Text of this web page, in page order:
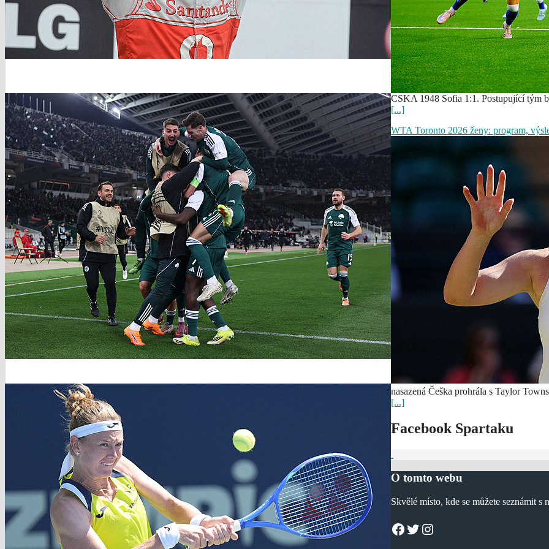
CSKA 1948 Sofia 1:1. Postupující tým
[...]
WTA Toronto 2026 ženy: program,
nasazená Češka prohrála s Taylor
[...]
Facebook Spartaku
O tomto webu
Skvělé místo, kde se můžete seznámit s
Facebook
Twitter
Instagram